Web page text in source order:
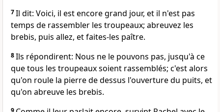
7Il dit: Voici, il est encore grand jour, et il n'est pas
temps de rassembler les troupeaux; abreuvez les
brebis, puis allez, et faites-les paître.
8Ils répondirent: Nous ne le pouvons pas, jusqu'à ce
que tous les troupeaux soient rassemblés; c'est alors
qu'on roule la pierre de dessus l'ouverture du puits, et
qu'on abreuve les brebis.
9